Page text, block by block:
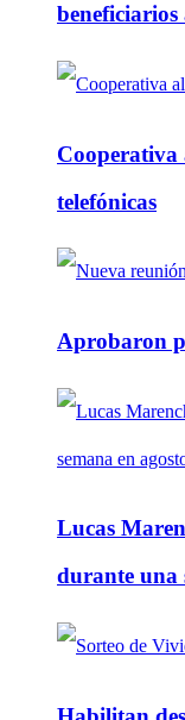
beneficiarios
Cooperativa
telefónicas
Aprobaron
Lucas
durante una